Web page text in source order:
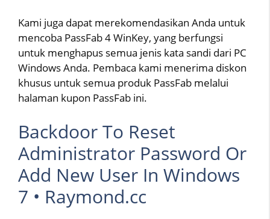
Kami juga dapat merekomendasikan Anda untuk
mencoba PassFab 4 WinKey, yang berfungsi
untuk menghapus semua jenis kata sandi dari PC
Windows Anda. Pembaca kami menerima diskon
khusus untuk semua produk PassFab melalui
halaman kupon PassFab ini.
Backdoor To Reset
Administrator Password Or
Add New User In Windows
7 • Raymond.cc